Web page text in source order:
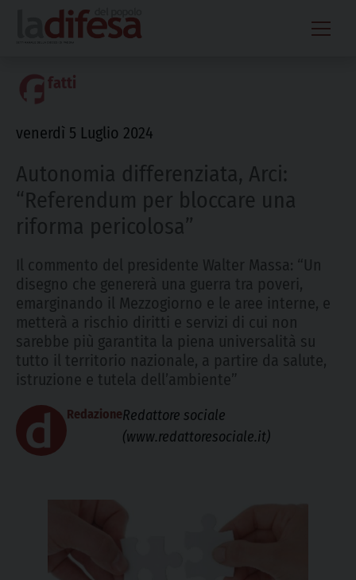
content
fatti
venerdì 5 Luglio 2024
Autonomia differenziata, Arci:
“Referendum per bloccare una
riforma pericolosa”
Il commento del presidente Walter Massa: “Un
disegno che genererà una guerra tra poveri,
emarginando il Mezzogiorno e le aree interne, e
metterà a rischio diritti e servizi di cui non
sarebbe più garantita la piena universalità su
tutto il territorio nazionale, a partire da salute,
istruzione e tutela dell’ambiente”
RedazioneRedattore sociale
(www.redattoresociale.it)